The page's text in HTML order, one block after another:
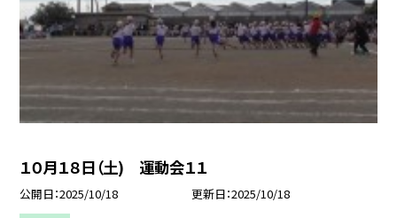
１０月１８日（土) 運動会１１
公開日 2025/10/18 更新日 2025/10/18